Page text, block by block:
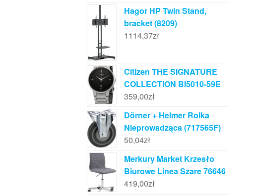
Hagor HP Twin Stand,
bracket (8209)
1114,37zł
Citizen THE SIGNATURE
COLLECTION BI5010-59E
359,00zł
Dörner + Helmer Rolka
Nieprowadząca (717565F)
50,04zł
Merkury Market Krzesło
Biurowe Linea Szare 76646
419,00zł